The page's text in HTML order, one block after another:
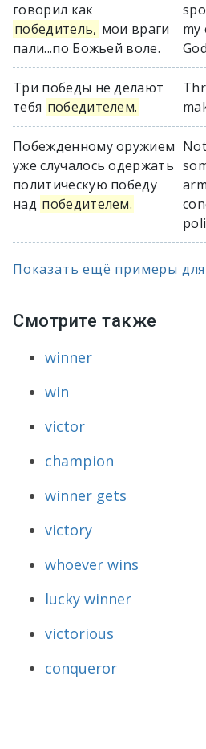
говорил как
победитель, мои враги
пали...по Божьей воле.
my
Три победы не делают
тебя победителем.
Побежденному оружием
уже случалось одержать
политическую победу
над победителем.
Показать ещё примеры для
Смотрите также
winner
win
victor
champion
winner gets
victory
whoever wins
lucky winner
victorious
conqueror